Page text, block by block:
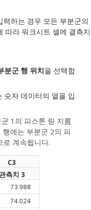
하는 경우 모든 부분군
따라 워크시트 셀에 결측
분군 행 위치을 선택합
숫자 데이터의 열을 입
1의 피스톤 링 지름
에는 부분군 2의 피
로 계속됩니다.
C3
관측치 3
73.988
74.024